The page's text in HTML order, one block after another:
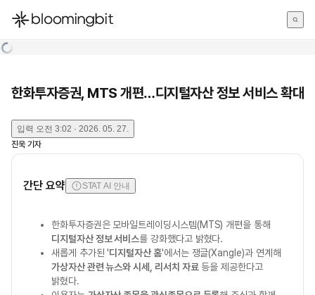
한국어
한화투자증권, MTS 개편…디지털자산 정보 서비스 확대
입력 오전 3:02 · 2026. 05. 27.
진욱 기자
간단 요약 STAT AI 안내
한화투자증권은 모바일트레이딩시스템(MTS) 개편을 통해
디지털자산 정보 서비스를 강화했다고 밝혔다.
새롭게 추가된 '디지털자산 홈'에서는 쟁글(Xangle)과 연계해
가상자산 관련 뉴스와 시세, 리서치 자료등을 제공한다고
밝혔다.